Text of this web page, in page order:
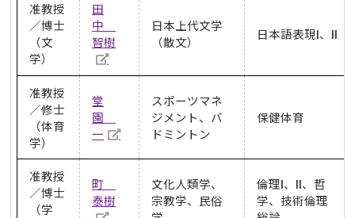
准教授
／博士
（文
学）
田
中
智樹
日本上代文学
（散文）
日本語表現Ⅰ、Ⅱ
准教授
／修士
（体育
学）
堂
園
一
スポーツマネ
ジメント、バ
ドミントン
保健体育
准教授
／博士
（学
町
泰樹
文化人類学、
宗教学、民俗
倫理Ⅰ、Ⅱ、哲
学、技術倫理